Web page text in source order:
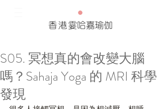
香港霎哈嘉瑜伽
Our Recent Posts
Tags
S05. 冥想真的會改變大腦
嗎？Sahaja Yoga 的 MRI 科學
發現